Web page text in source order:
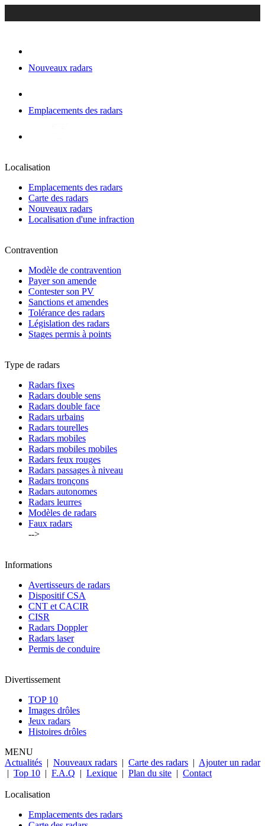
Nouveaux radars
Emplacements des radars
Localisation
Emplacements des radars
Carte des radars
Nouveaux radars
Localisation d'une infraction
Contravention
Modèle de contravention
Payer son amende
Contester son PV
Sanctions et amendes
Tolérance des radars
Législation des radars
Stages permis à points
Type de radars
Radars fixes
Radars double sens
Radars double face
Radars urbains
Radars tourelles
Radars mobiles
Radars mobiles mobiles
Radars feux rouges
Radars passages à niveau
Radars tronçons
Radars autonomes
Radars leurres
Modèles de radars
Faux radars
-->
Informations
Avertisseurs de radars
Dispositif CSA
CNT et CACIR
CISR
Radars Doppler
Radars laser
Permis de conduire
Divertissement
TOP 10
Images drôles
Jeux radars
Histoires drôles
MENU
Actualités | Nouveaux radars | Carte des radars | Ajouter un radar
| Top 10 | F.A.Q | Lexique | Plan du site | Contact
Localisation
Emplacements des radars